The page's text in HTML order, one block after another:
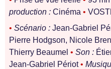
production : Cinéma •
• Scénario : Jean-Gabriel
Pierre Hodgson, Nicole
Thierry Beaumel • Son :
Jean-Gabriel Périot•